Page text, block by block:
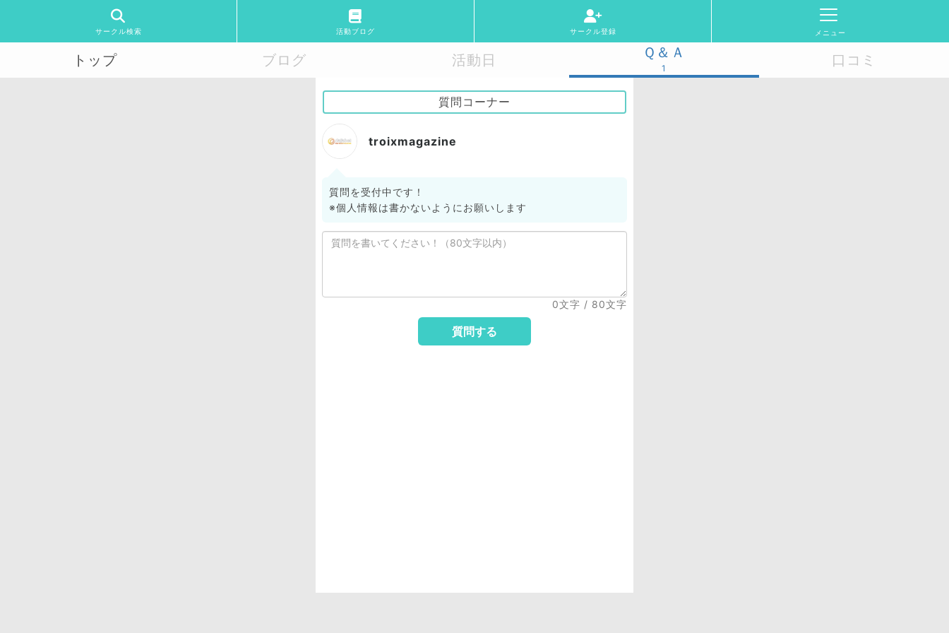
サークル検索 活動ブログ サークル登録 メニュー
トップ ブログ 活動日 Ｑ＆Ａ
1 口コミ
質問コーナー
troixmagazine
質問を受付中です！
※個人情報は書かないようにお願いします
0文字 / 80文字